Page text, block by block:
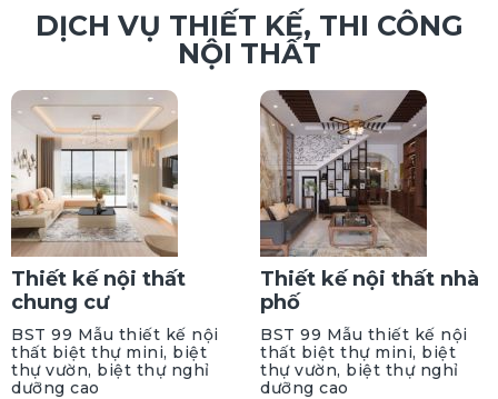
DỊCH VỤ THIẾT KẾ, THI CÔNG
NỘI THẤT
Thiết kế nội thất
chung cư
BST 99 Mẫu thiết kế nội
thất biệt thự mini, biệt
thự vườn, biệt thự nghỉ
dưỡng cao
Thiết kế nội thất nhà
phố
BST 99 Mẫu thiết kế nội
thất biệt thự mini, biệt
thự vườn, biệt thự nghỉ
dưỡng cao